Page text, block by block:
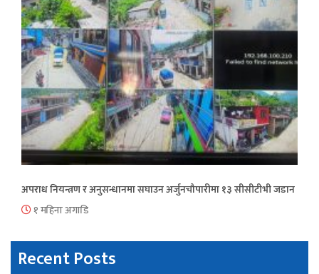
अपराध नियन्त्रण र अनुसन्धानमा सघाउन अर्जुनचौपारीमा १३ सीसीटीभी जडान
१ महिना अगाडि
Recent Posts